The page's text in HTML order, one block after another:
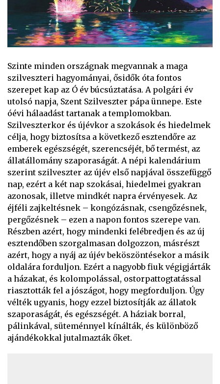
Szinte minden országnak megvannak a maga
szilveszteri hagyományai, ősidők óta fontos
szerepet kap az Ó év búcsúztatása. A polgári év
utolsó napja, Szent Szilveszter pápa ünnepe. Este
óévi hálaadást tartanak a templomokban.
Szilveszterkor és újévkor a szokások és hiedelmek
célja, hogy biztosítsa a következő esztendőre az
emberek egészségét, szerencséjét, bő termést, az
állatállomány szaporaságát. A népi kalendárium
szerint szilveszter az újév első napjával összefüggő
nap, ezért a két nap szokásai, hiedelmei gyakran
azonosak, illetve mindkét napra érvényesek. Az
éjféli zajkeltésnek – kongózásnak, csengőzésnek,
pergőzésnek – ezen a napon fontos szerepe van.
Részben azért, hogy mindenki felébredjen és az új
esztendőben szorgalmasan dolgozzon, másrészt
azért, hogy a nyáj az újév beköszöntésekor a másik
oldalára forduljon. Ezért a nagyobb fiuk végigjárták
a házakat, és kolompolással, ostorpattogtatással
riasztották fel a jószágot, hogy megforduljon. Úgy
vélték ugyanis, hogy ezzel biztosítják az állatok
szaporaságát, és egészségét. A háziak borral,
pálinkával, süteménnyel kínálták, és különböző
ajándékokkal jutalmazták őket.